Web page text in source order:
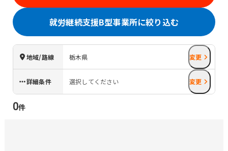
就労継続支援B型事業所に絞り込む
地域/路線 栃木県 変更
詳細条件 選択してください 変更
0件